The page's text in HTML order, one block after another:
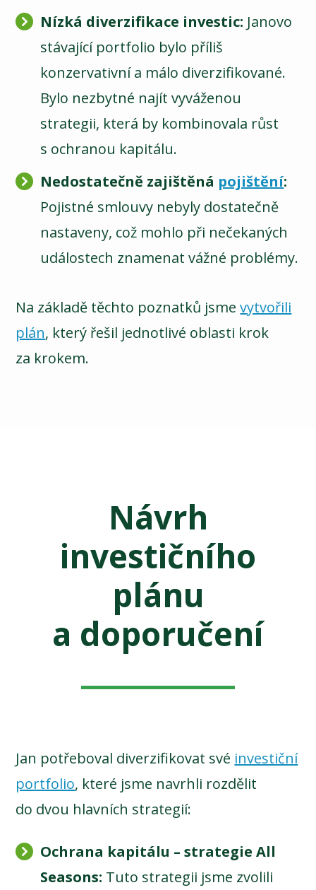
Nízká diverzifikace investic: Janovo
stávající portfolio bylo příliš
konzervativní a málo diverzifikované.
Bylo nezbytné najít vyváženou
strategii, která by kombinovala růst
s ochranou kapitálu.
Nedostatečně zajištěná pojištění:
Pojistné smlouvy nebyly dostatečně
nastaveny, což mohlo při nečekaných
událostech znamenat vážné problémy.
Na základě těchto poznatků jsmevytvořili
plán, který řešil jednotlivé oblasti krok
za krokem.
Návrh
investičního
plánu
a doporučení
Jan potřeboval diverzifikovat své investiční
portfolio, které jsme navrhli rozdělit
do dvou hlavních strategií:
Ochrana kapitálu – strategie All
Seasons: Tuto strategii jsme zvolili